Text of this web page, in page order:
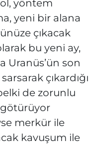
yöntem
yeni bir alana
çıkacak
bu yeni ay,
Uranüs’ün son
çıkardığı
de zorunlu
merkür ile
kavuşum ile